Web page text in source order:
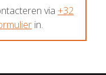
via+32
in.